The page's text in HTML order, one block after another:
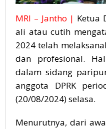
MRI – Jantho | Ketua
ali atau cutih
2024 telah
dan profesional.
dalam sidang
anggota DPRK
(20/08/2024) selasa.
Menurutnya, dari